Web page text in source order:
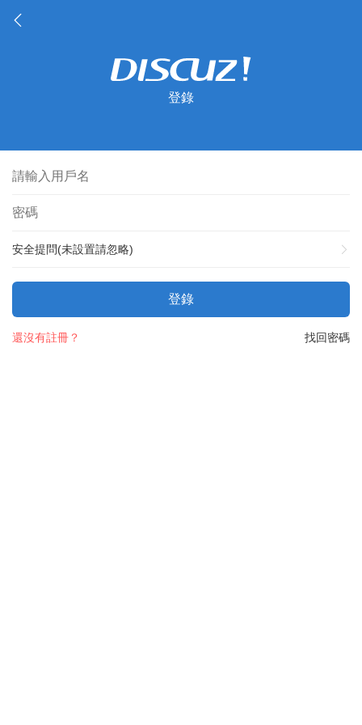
登錄
安全提問(未設置請忽略)
登錄
找回密碼
還沒有註冊？